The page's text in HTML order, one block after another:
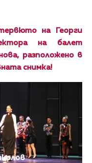
на Георги
на балет
разположено в
снимка!